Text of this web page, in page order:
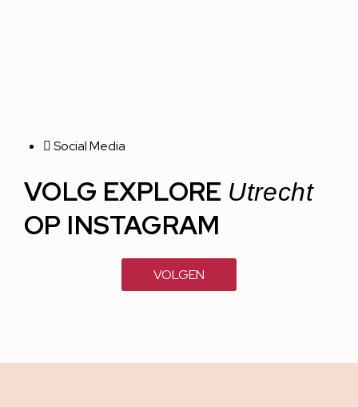
Social Media
VOLG EXPLORE Utrecht
OP INSTAGRAM
VOLGEN